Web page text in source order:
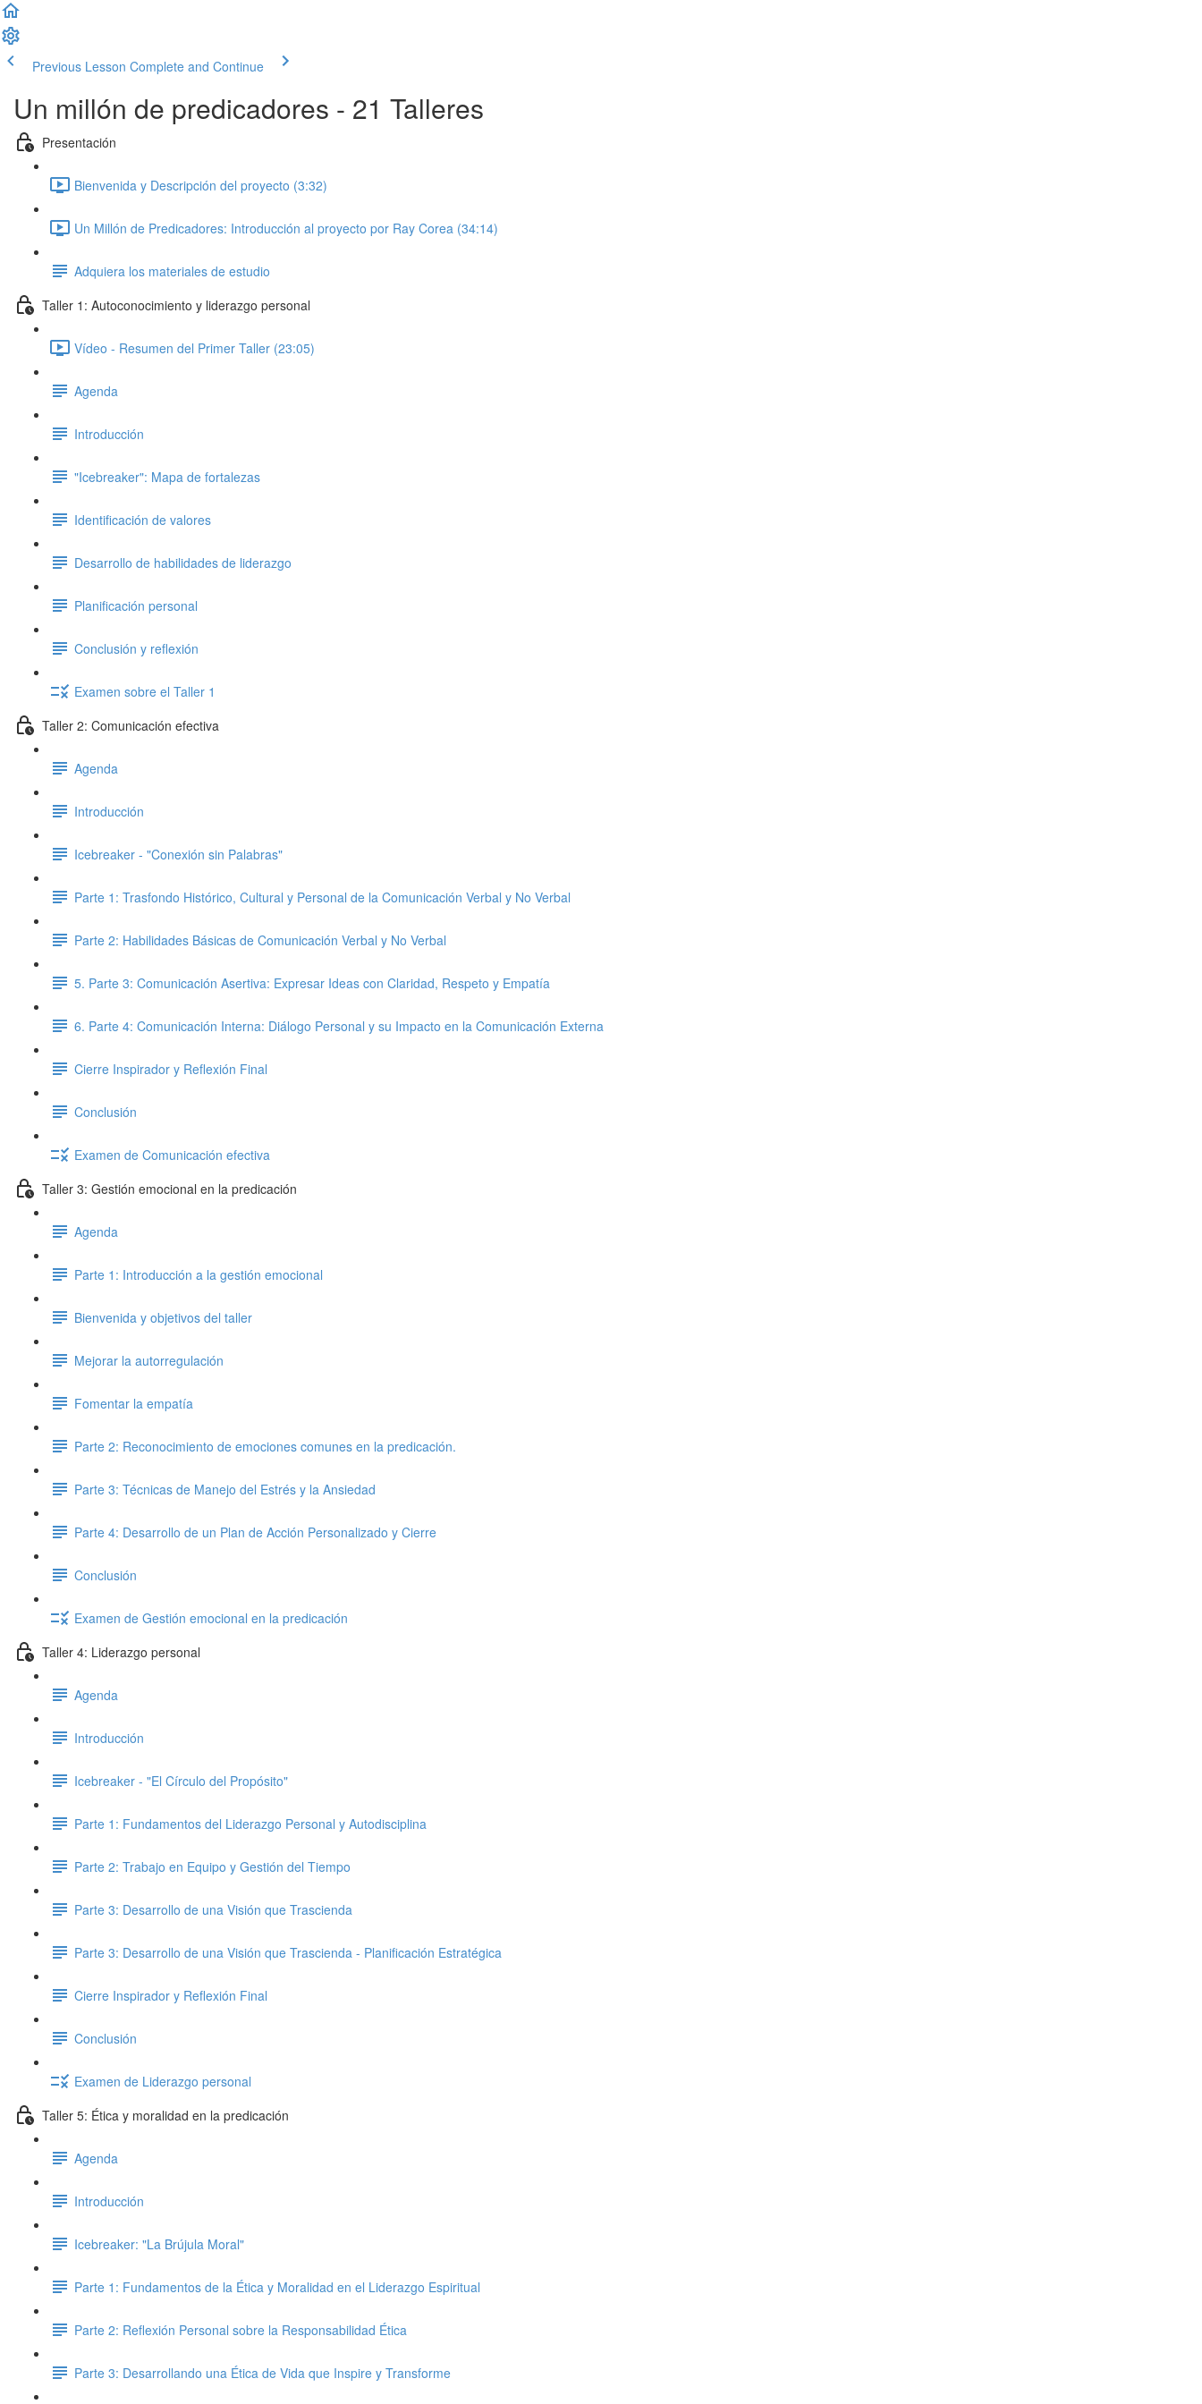
Previous Lesson Complete and Continue
Un millón de predicadores - 21 Talleres
Presentación
Bienvenida y Descripción del proyecto (3:32)
Un Millón de Predicadores: Introducción al proyecto por Ray Corea (34:14)
Adquiera los materiales de estudio
Taller 1: Autoconocimiento y liderazgo personal
Vídeo - Resumen del Primer Taller (23:05)
Agenda
Introducción
"Icebreaker": Mapa de fortalezas
Identificación de valores
Desarrollo de habilidades de liderazgo
Planificación personal
Conclusión y reflexión
Examen sobre el Taller 1
Taller 2: Comunicación efectiva
Agenda
Introducción
Icebreaker - "Conexión sin Palabras"
Parte 1: Trasfondo Histórico, Cultural y Personal de la Comunicación Verbal y No Verbal
Parte 2: Habilidades Básicas de Comunicación Verbal y No Verbal
5. Parte 3: Comunicación Asertiva: Expresar Ideas con Claridad, Respeto y Empatía
6. Parte 4: Comunicación Interna: Diálogo Personal y su Impacto en la Comunicación Externa
Cierre Inspirador y Reflexión Final
Conclusión
Examen de Comunicación efectiva
Taller 3: Gestión emocional en la predicación
Agenda
Parte 1: Introducción a la gestión emocional
Bienvenida y objetivos del taller
Mejorar la autorregulación
Fomentar la empatía
Parte 2: Reconocimiento de emociones comunes en la predicación.
Parte 3: Técnicas de Manejo del Estrés y la Ansiedad
Parte 4: Desarrollo de un Plan de Acción Personalizado y Cierre
Conclusión
Examen de Gestión emocional en la predicación
Taller 4: Liderazgo personal
Agenda
Introducción
Icebreaker - "El Círculo del Propósito"
Parte 1: Fundamentos del Liderazgo Personal y Autodisciplina
Parte 2: Trabajo en Equipo y Gestión del Tiempo
Parte 3: Desarrollo de una Visión que Trascienda
Parte 3: Desarrollo de una Visión que Trascienda - Planificación Estratégica
Cierre Inspirador y Reflexión Final
Conclusión
Examen de Liderazgo personal
Taller 5: Ética y moralidad en la predicación
Agenda
Introducción
Icebreaker: "La Brújula Moral"
Parte 1: Fundamentos de la Ética y Moralidad en el Liderazgo Espiritual
Parte 2: Reflexión Personal sobre la Responsabilidad Ética
Parte 3: Desarrollando una Ética de Vida que Inspire y Transforme